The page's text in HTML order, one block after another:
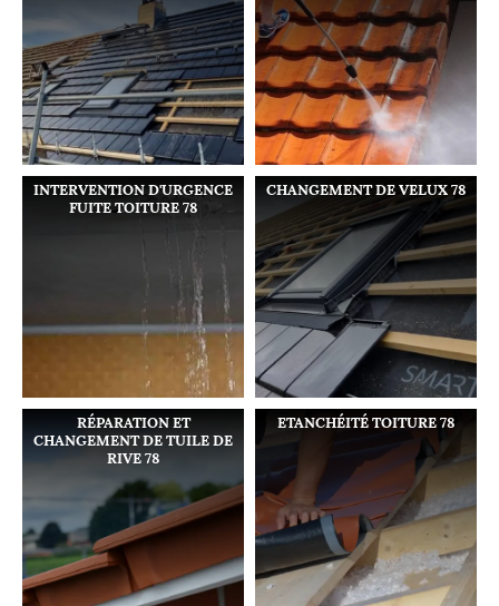
INTERVENTION D'URGENCE
FUITE TOITURE 78
CHANGEMENT DE VELUX 78
RÉPARATION ET
CHANGEMENT DE TUILE DE
RIVE 78
ETANCHÉITÉ TOITURE 78